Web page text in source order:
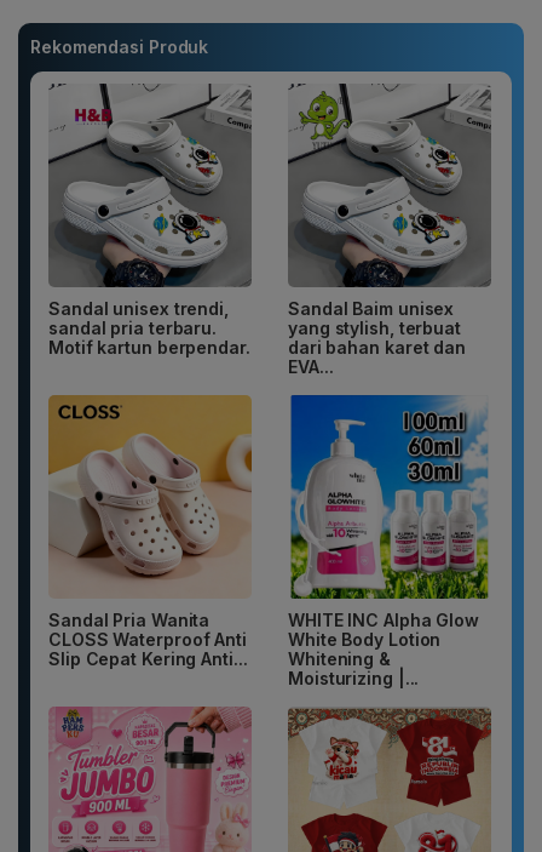
Rekomendasi Produk
Sandal unisex trendi,
sandal pria terbaru.
Motif kartun berpendar.
Sandal Baim unisex
yang stylish, terbuat
dari bahan karet dan
EVA...
Sandal Pria Wanita
CLOSS Waterproof Anti
Slip Cepat Kering Anti...
WHITE INC Alpha Glow
White Body Lotion
Whitening &
Moisturizing |...